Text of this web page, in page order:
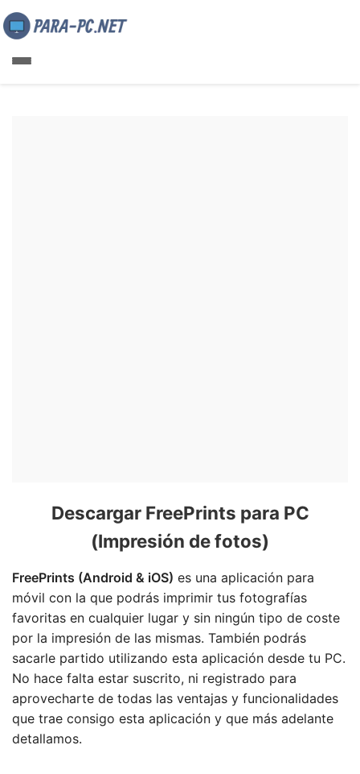
Descargar FreePrints para PC
(Impresión de fotos)
FreePrints (Android & iOS) es una aplicación para
móvil con la que podrás imprimir tus fotografías
favoritas en cualquier lugar y sin ningún tipo de coste
por la impresión de las mismas. También podrás
sacarle partido utilizando esta aplicación desde tu PC.
No hace falta estar suscrito, ni registrado para
aprovecharte de todas las ventajas y funcionalidades
que trae consigo esta aplicación y que más adelante
detallamos.